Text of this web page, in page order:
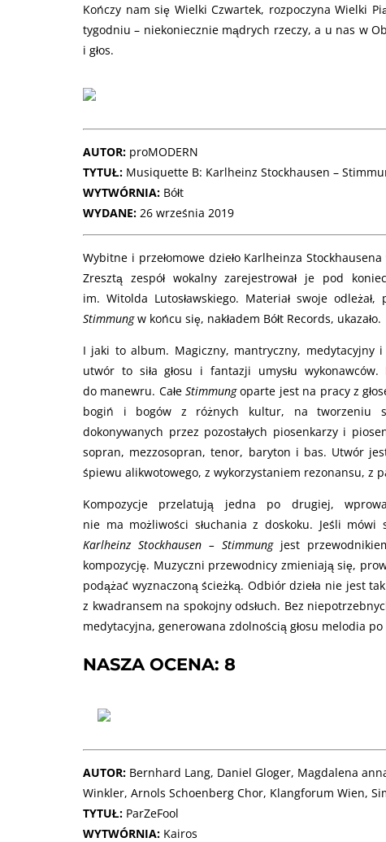
Kończy nam się Wielki Czwartek, rozpoczyna Wielki
tygodniu – niekoniecznie mądrych rzeczy, a u nas w
i głos.
AUTOR: proMODERN
TYTUŁ: Musiquette B: Karlheinz Stockhausen –
WYTWÓRNIA: Bółt
WYDANE: 26 września 2019
Wybitne i przełomowe dzieło Karlheinza
Zresztą zespół wokalny zarejestrował je pod
im. Witolda Lutosławskiego. Materiał swoje
Stimmungw końcu się, nakładem Bółt Records, ukazało.
I jaki to album. Magiczny, mantryczny,
utwór to siła głosu i fantazji umysłu
do manewru. CałeStimmungoparte jest na pracy z
bogiń i bogów z różnych kultur, na tworzeniu
dokonywanych przez pozostałych piosenkarzy i
sopran, mezzosopran, tenor, baryton i bas. Utwór
śpiewu alikwotowego, z wykorzystaniem rezonansu, z
Kompozycje przelatują jedna po drugiej,
nie ma możliwości słuchania z doskoku. Jeśli mówi
Karlheinz Stockhausen – Stimmung jest
kompozycję. Muzyczni przewodnicy zmieniają się,
podążać wyznaczoną ścieżką. Odbiór dzieła nie jest
z kwadransem na spokojny odsłuch. Bez
medytacyjna, generowana zdolnością głosu melodia
NASZA OCENA: 8
AUTOR: Bernhard Lang, Daniel Gloger, Magdalena
Winkler, Arnols Schoenberg Chor, Klangforum Wien,
TYTUŁ: ParZeFool
WYTWÓRNIA: Kairos